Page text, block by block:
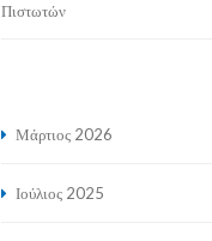
Πιστωτών
Μάρτιος 2026
Ιούλιος 2025